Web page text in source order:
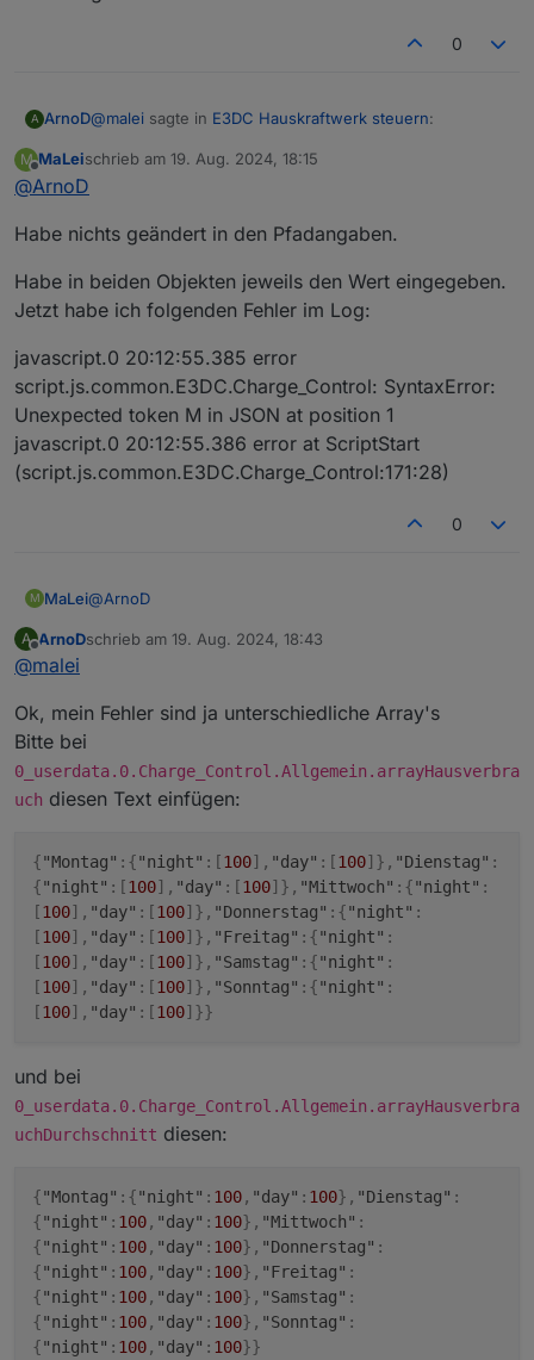
0
A ArnoD@malei sagte in E3DC Hauskraftwerk steuern:
erneuert.
Hast du im Script unter User Anpassungen bei den
Pfadangaben zur Wallbox, Wärmepumpe und Heizstab
was eingetragen? oder alles unverändert gelassen?
Nachtrag:
Fehler gefunden, habe vergessen bei der Erstellung
der Array Objekte diese mit 0 zu definieren.
Kannst du mal unter
Hausverbrauchfolgenden Text hier kopieren und
einfügen:
und bei
0_userdata.0.Charge_Control.Allgemein.array
HausverbrauchDurchschnittdas gleiche und testen
ob der Fehler dann weg ist.
M
Offline
MaLeischrieb am 19. Aug. 2024, 18:15
zuletzt editiert von
@ArnoD
Habe nichts geändert in den Pfadangaben.
Habe in beiden Objekten jeweils den Wert eingegeben.
Jetzt habe ich folgenden Fehler im Log:
javascript.0 20:12:55.385 error
script.js.common.E3DC.Charge_Control: SyntaxError:
Unexpected token M in JSON at position 1
javascript.0 20:12:55.386 error at ScriptStart
(script.js.common.E3DC.Charge_Control:171:28)
0
M MaLei@ArnoD
Habe nichts geändert in den Pfadangaben.
Jetzt habe ich folgenden Fehler im Log:
Unexpected token M in JSON at position 1
javascript.0 20:12:55.386 error at ScriptStart
A
Offline
ArnoDschrieb am 19. Aug. 2024, 18:43
zuletzt editiert von
@malei
Ok, mein Fehler sind ja unterschiedliche Array's
Bitte bei
0_userdata.0.Charge_Control.Allgemein.arrayHausverbra
uch diesen Text einfügen:
{"Montag" : {"night" : [100] , "day" : [100] } , "Dienstag" :
{"night" : [100] , "day" : [100] } , "Mittwoch" : {"night" :
[100] , "day" : [100] } , "Donnerstag" : {"night" :
[100] , "day" : [100] } , "Freitag" : {"night" :
[100] , "day" : [100] } , "Samstag" : {"night" :
[100] , "day" : [100] } , "Sonntag" : {"night" :
[100] , "day" : [100] }}
und bei
0_userdata.0.Charge_Control.Allgemein.arrayHausverbra
uchDurchschnitt diesen:
{"Montag" : {"night" : 100, "day" : 100} , "Dienstag" :
{"night" : 100, "day" : 100} , "Mittwoch" :
{"night" : 100, "day" : 100} , "Donnerstag" :
{"night" : 100, "day" : 100} , "Freitag" :
{"night" : 100, "day" : 100} , "Samstag" :
{"night" : 100, "day" : 100} , "Sonntag" :
{"night" : 100, "day" : 100}}